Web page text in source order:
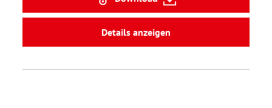
Details anzeigen